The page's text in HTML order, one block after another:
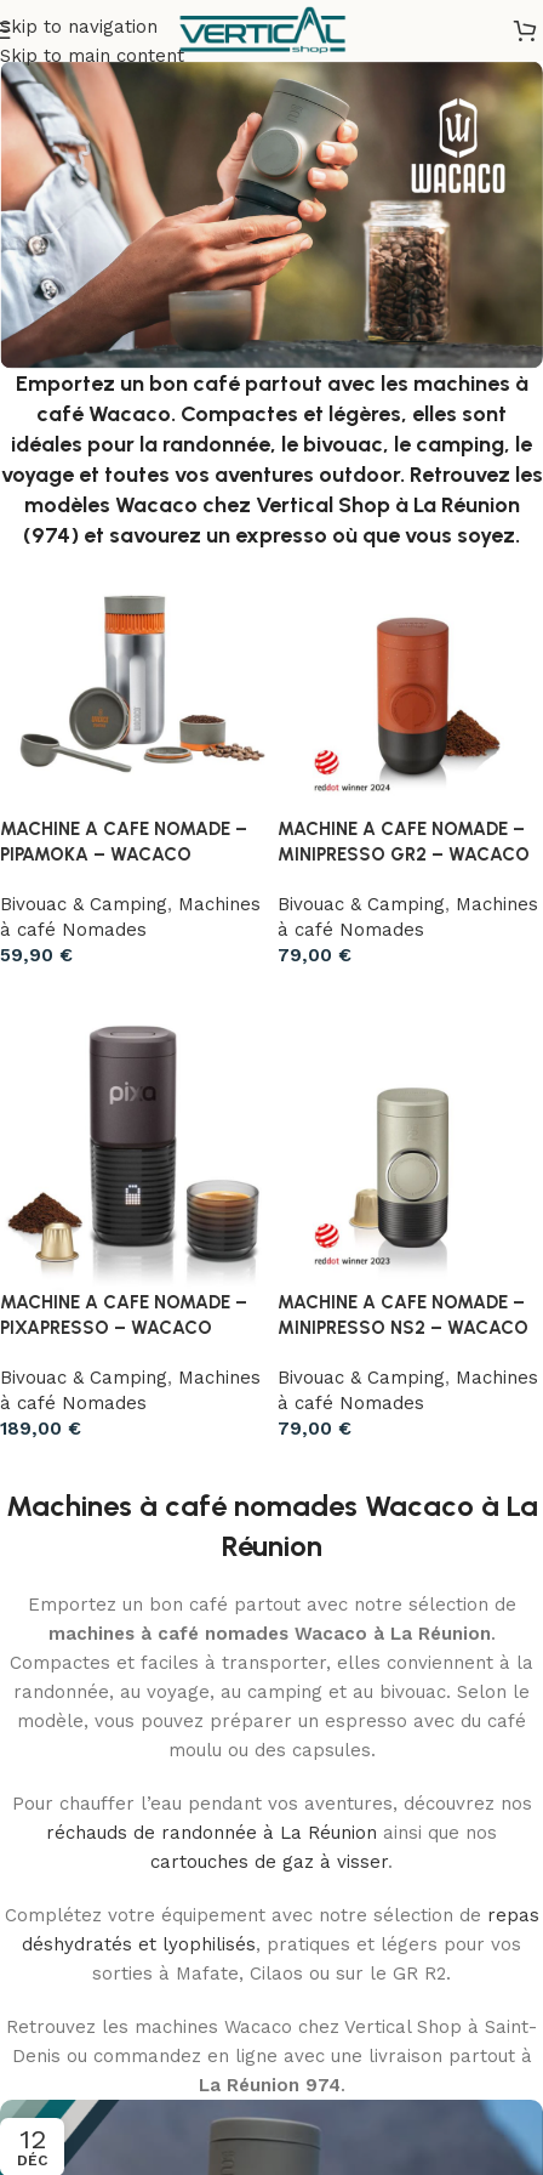
Skip to navigation
Skip to main content
Emportez un bon café partout avec les machines à
café Wacaco. Compactes et légères, elles sont
idéales pour la randonnée, le bivouac, le camping, le
voyage et toutes vos aventures outdoor. Retrouvez les
modèles Wacaco chez Vertical Shop à La Réunion
(974) et savourez un expresso où que vous soyez.
MACHINE A CAFE NOMADE –
PIPAMOKA – WACACO
Bivouac & Camping, Machines
à café Nomades
59,90 €
MACHINE A CAFE NOMADE –
MINIPRESSO GR2 – WACACO
Bivouac & Camping, Machines
à café Nomades
79,00 €
MACHINE A CAFE NOMADE –
PIXAPRESSO – WACACO
Bivouac & Camping, Machines
à café Nomades
189,00 €
MACHINE A CAFE NOMADE –
MINIPRESSO NS2 – WACACO
Bivouac & Camping, Machines
à café Nomades
79,00 €
Machines à café nomades Wacaco à La
Réunion
Emportez un bon café partout avec notre sélection de
machines à café nomades Wacaco à La Réunion.
Compactes et faciles à transporter, elles conviennent à la
randonnée, au voyage, au camping et au bivouac. Selon le
modèle, vous pouvez préparer un espresso avec du café
moulu ou des capsules.
Pour chauffer l’eau pendant vos aventures, découvrez nos
réchauds de randonnée à La Réunion ainsi que nos
cartouches de gaz à visser.
Complétez votre équipement avec notre sélection de repas
déshydratés et lyophilisés, pratiques et légers pour vos
sorties à Mafate, Cilaos ou sur le GR R2.
Retrouvez les machines Wacaco chez Vertical Shop à Saint-
Denis ou commandez en ligne avec une livraison partout à
La Réunion 974.
12
DÉC